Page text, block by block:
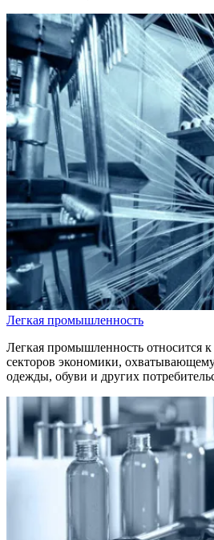
Легкая промышленность
Легкая промышленность относится
секторов экономики,
одежды, обуви и других